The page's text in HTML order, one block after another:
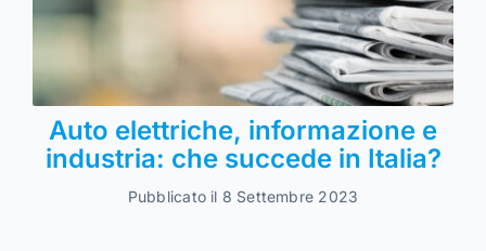
Auto elettriche, informazione e
industria: che succede in Italia?
Pubblicato il 8 Settembre 2023